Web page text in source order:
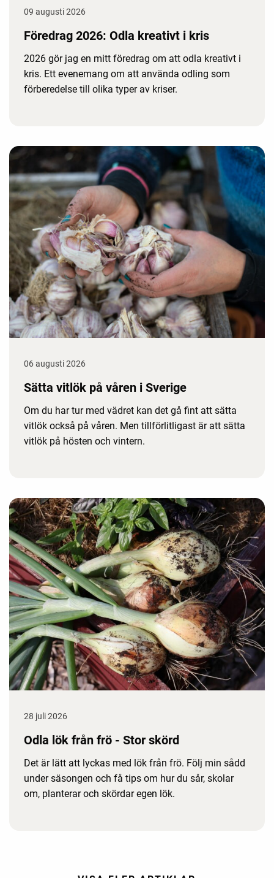
09 augusti 2026
Föredrag 2026: Odla kreativt i kris
2026 gör jag en mitt föredrag om att odla kreativt i
kris. Ett evenemang om att använda odling som
förberedelse till olika typer av kriser.
06 augusti 2026
Sätta vitlök på våren i Sverige
Om du har tur med vädret kan det gå fint att sätta
vitlök också på våren. Men tillförlitligast är att sätta
vitlök på hösten och vintern.
28 juli 2026
Odla lök från frö - Stor skörd
Det är lätt att lyckas med lök från frö. Följ min sådd
under säsongen och få tips om hur du sår, skolar
om, planterar och skördar egen lök.